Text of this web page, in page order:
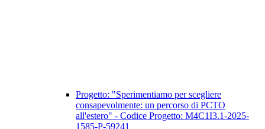
Progetto: "Sperimentiamo per scegliere
consapevolmente: un percorso di PCTO
all'estero" - Codice Progetto: M4C1I3.1-2025-
1585-P-59241